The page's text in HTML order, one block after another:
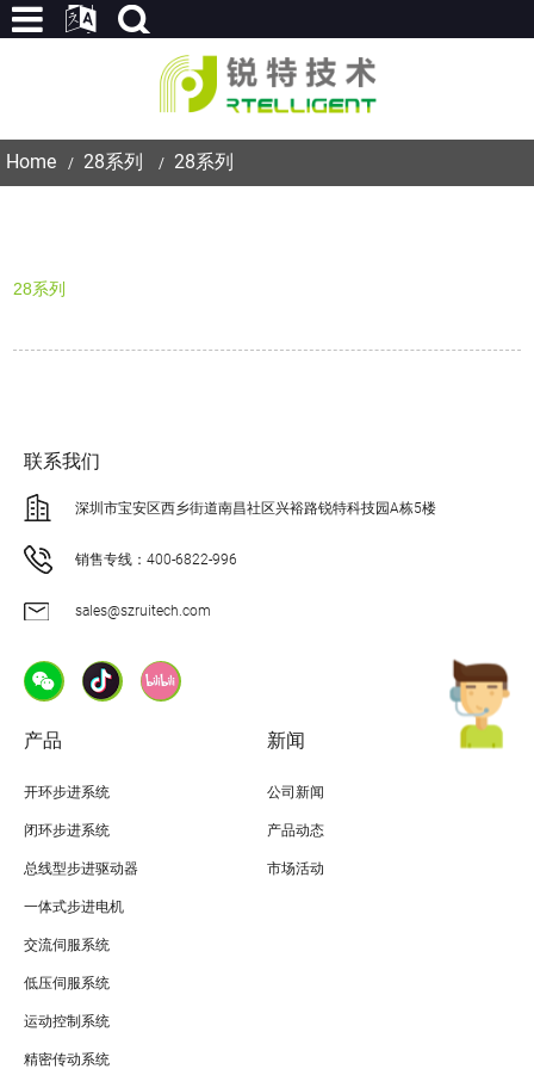
Home 28系列 28系列
28系列
联系我们
深圳市宝安区西乡街道南昌社区兴裕路锐特科技园A栋5楼
销售专线：400-6822-996
sales@szruitech.com
产品
开环步进系统
闭环步进系统
总线型步进驱动器
一体式步进电机
交流伺服系统
低压伺服系统
运动控制系统
精密传动系统
新闻
公司新闻
产品动态
市场活动